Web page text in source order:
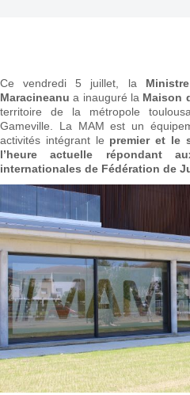
Ce vendredi 5 juillet, la
Maracineanu a inauguré la Maison
territoire de la métropole
Gameville. La MAM est un
activités intégrant le premier et le
l’heure actuelle répondant
internationales de Fédération de